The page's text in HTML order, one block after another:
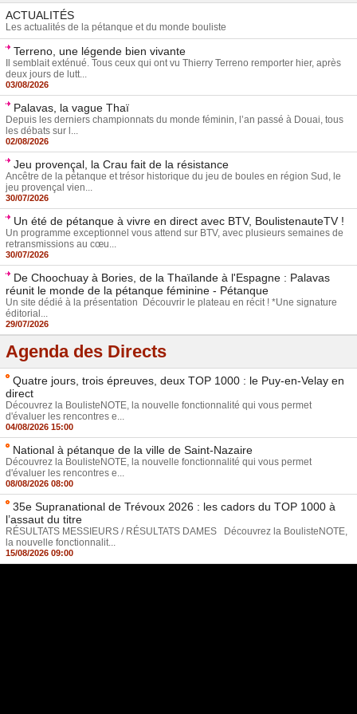
ACTUALITÉS
Les actualités de la pétanque et du monde bouliste
Terreno, une légende bien vivante
Il semblait exténué. Tous ceux qui ont vu Thierry Terreno remporter hier, après
deux jours de lutt...
03/08/2026
Palavas, la vague Thaï
Depuis les derniers championnats du monde féminin, l’an passé à Douai, tous
les débats sur l...
02/08/2026
Jeu provençal, la Crau fait de la résistance
Ancêtre de la pétanque et trésor historique du jeu de boules en région Sud, le
jeu provençal vien...
30/07/2026
Un été de pétanque à vivre en direct avec BTV, BoulistenauteTV !
Un programme exceptionnel vous attend sur BTV, avec plusieurs semaines de
retransmissions au cœu...
30/07/2026
De Choochuay à Bories, de la Thaïlande à l'Espagne : Palavas
réunit le monde de la pétanque féminine - Pétanque
Un site dédié à la présentation Découvrir le plateau en récit ! *Une signature
éditorial...
29/07/2026
Agenda des Directs
Quatre jours, trois épreuves, deux TOP 1000 : le Puy-en-Velay en
direct
Découvrez la BoulisteNOTE, la nouvelle fonctionnalité qui vous permet
d'évaluer les rencontres e...
04/08/2026 15:00
National à pétanque de la ville de Saint-Nazaire
Découvrez la BoulisteNOTE, la nouvelle fonctionnalité qui vous permet
d'évaluer les rencontres e...
08/08/2026 08:00
35e Supranational de Trévoux 2026 : les cadors du TOP 1000 à
l’assaut du titre
RÉSULTATS MESSIEURS / RÉSULTATS DAMES Découvrez la BoulisteNOTE,
la nouvelle fonctionnalit...
15/08/2026 09:00